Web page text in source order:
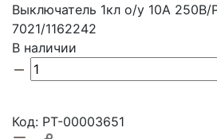
Выключатель 1кл о/у 10А 250В/
7021/1162242
В наличии
Код: РТ-00003651